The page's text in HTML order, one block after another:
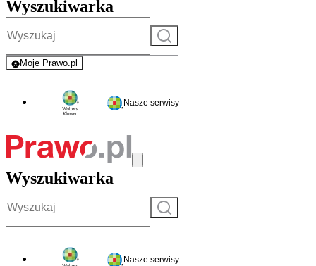
Wyszukiwarka
Szukaj
Moje Prawo.pl
- rejestracja i logowanie do serwisu
Nasze serwisy
Wyszukiwarka
Szukaj
Nasze serwisy